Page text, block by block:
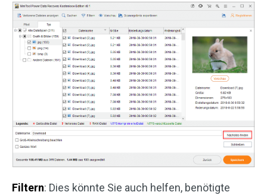
Filtern: Dies könnte Sie auch helfen, benötigte